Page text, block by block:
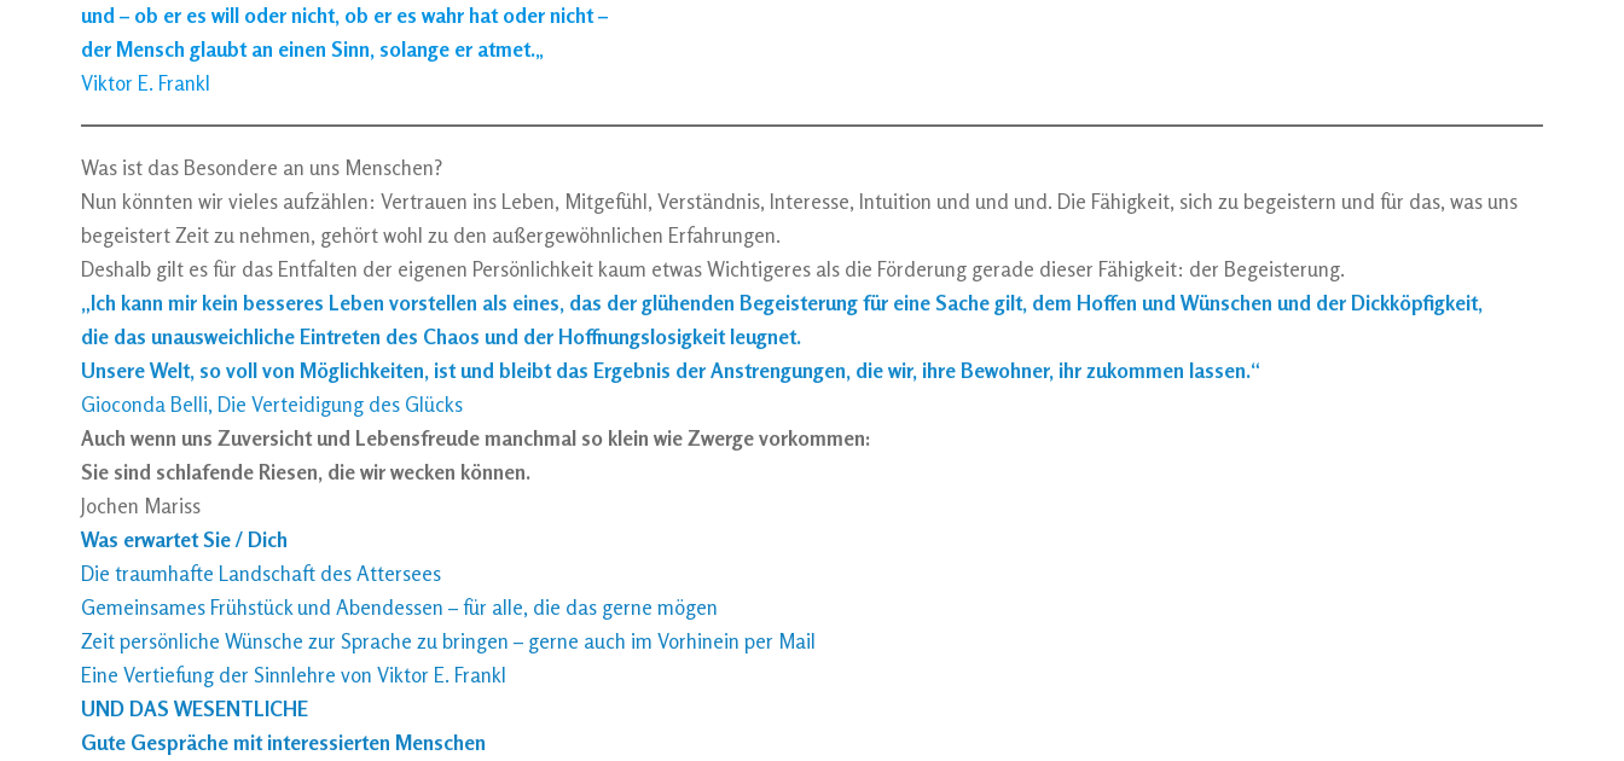
und – ob er es will oder nicht, ob er es wahr hat oder nicht –
der Mensch glaubt an einen Sinn, solange er atmet.„
Viktor E. Frankl
Was ist das Besondere an uns Menschen?
Nun könnten wir vieles aufzählen: Vertrauen ins Leben, Mitgefühl, Verständnis, Interesse, Intuition und und und. Die Fähigkeit, sich zu begeistern und für das, was uns
begeistert Zeit zu nehmen, gehört wohl zu den außergewöhnlichen Erfahrungen.
Deshalb gilt es für das Entfalten der eigenen Persönlichkeit kaum etwas Wichtigeres als die Förderung gerade dieser Fähigkeit: der Begeisterung.
„Ich kann mir kein besseres Leben vorstellen als eines, das der glühenden Begeisterung für eine Sache gilt, dem Hoffen und Wünschen und der Dickköpfigkeit,
die das unausweichliche Eintreten des Chaos und der Hoffnungslosigkeit leugnet.
Unsere Welt, so voll von Möglichkeiten, ist und bleibt das Ergebnis der Anstrengungen, die wir, ihre Bewohner, ihr zukommen lassen.“
Gioconda Belli, Die Verteidigung des Glücks
Auch wenn uns Zuversicht und Lebensfreude manchmal so klein wie Zwerge vorkommen:
Sie sind schlafende Riesen, die wir wecken können.
Jochen Mariss
Was erwartet Sie / Dich
Die traumhafte Landschaft des Attersees
Gemeinsames Frühstück und Abendessen – für alle, die das gerne mögen
Zeit persönliche Wünsche zur Sprache zu bringen – gerne auch im Vorhinein per Mail
Eine Vertiefung der Sinnlehre von Viktor E. Frankl
UND DAS WESENTLICHE
Gute Gespräche mit interessierten Menschen